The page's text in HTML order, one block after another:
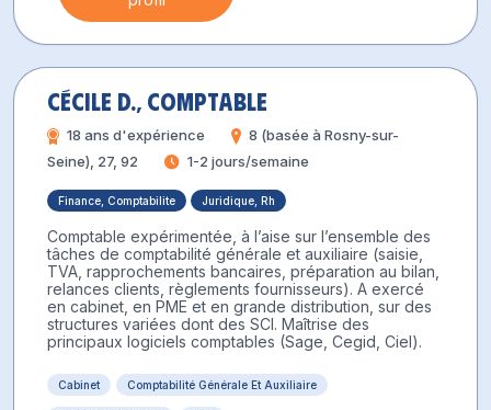
Cécile D., Comptable
18 ans d'expérience
8 (basée à Rosny-sur-
Seine), 27, 92
1-2 jours/semaine
Finance, Comptabilite Juridique, Rh
Comptable expérimentée, à l’aise sur l’ensemble des
tâches de comptabilité générale et auxiliaire (saisie,
TVA, rapprochements bancaires, préparation au bilan,
relances clients, règlements fournisseurs). A exercé
en cabinet, en PME et en grande distribution, sur des
structures variées dont des SCI. Maîtrise des
principaux logiciels comptables (Sage, Cegid, Ciel).
Cabinet Comptabilité Générale Et Auxiliaire